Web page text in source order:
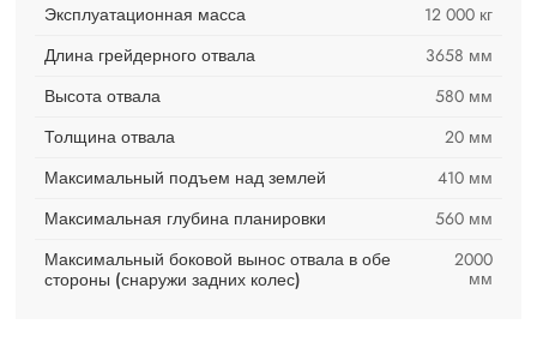
Эксплуатационная масса
12 000 кг
Длина грейдерного отвала
3658 мм
Высота отвала
580 мм
Толщина отвала
20 мм
Максимальный подъем над землей
410 мм
Максимальная глубина планировки
560 мм
Максимальный боковой вынос отвала в обе
стороны (снаружи задних колес)
2000
мм